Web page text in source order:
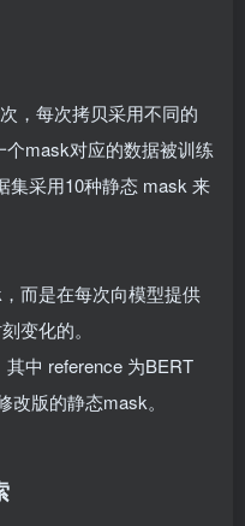
，每次拷贝采用不同的
mask对应的数据被训练
集采用10种静态 mask 来
而是在每次向模型提供
变化的。
中 reference 为BERT
版的静态mask。